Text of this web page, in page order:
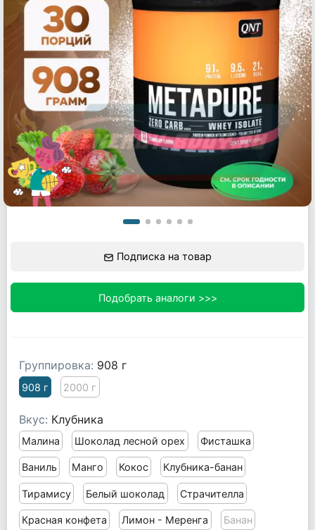
Подписка на товар
Подобрать аналоги >>>
Группировка: 908 г
908 г 2000 г
Вкус: Клубника
Малина Шоколад лесной орех Фисташка
Ваниль Манго Кокос Клубника-банан
Тирамису Белый шоколад Страчителла
Красная конфета Лимон - Меренга Банан